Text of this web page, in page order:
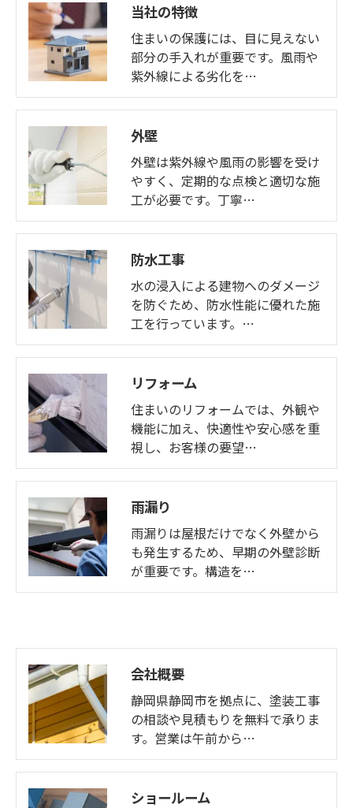
当社の特徴
住まいの保護には、目に見えない
部分の手入れが重要です。風雨や
紫外線による劣化を…
外壁
外壁は紫外線や風雨の影響を受け
やすく、定期的な点検と適切な施
工が必要です。丁寧…
防水工事
水の浸入による建物へのダメージ
を防ぐため、防水性能に優れた施
工を行っています。…
リフォーム
住まいのリフォームでは、外観や
機能に加え、快適性や安心感を重
視し、お客様の要望…
雨漏り
雨漏りは屋根だけでなく外壁から
も発生するため、早期の外壁診断
が重要です。構造を…
会社概要
静岡県静岡市を拠点に、塗装工事
の相談や見積もりを無料で承りま
す。営業は午前から…
ショールーム